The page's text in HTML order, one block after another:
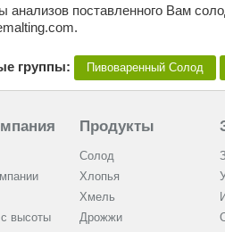
анализов поставленного Вам
группы: Пивоваренный Солод
высоты
Продукты
Солод
Хлопья
Хмель
Дрожжи